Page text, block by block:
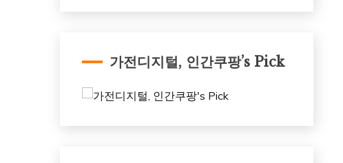
가전디지털, 인간쿠팡’s Pick